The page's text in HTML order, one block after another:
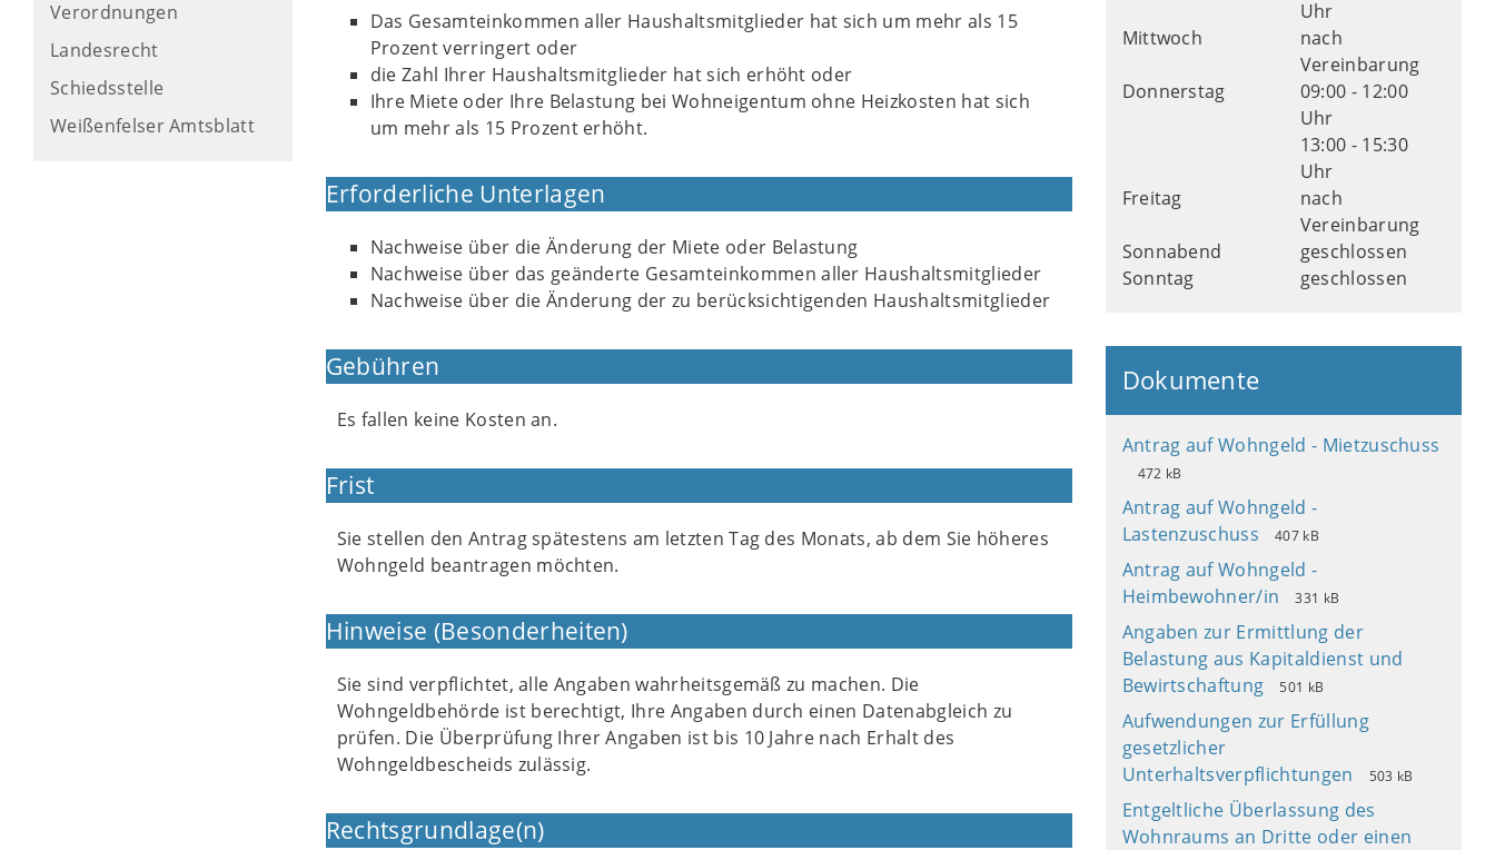
Verordnungen
Landesrecht
Schiedsstelle
Weißenfelser Amtsblatt
Das Gesamteinkommen aller Haushaltsmitglieder hat sich um mehr als 15
Prozent verringert oder
die Zahl Ihrer Haushaltsmitglieder hat sich erhöht oder
Ihre Miete oder Ihre Belastung bei Wohneigentum ohne Heizkosten hat sich
um mehr als 15 Prozent erhöht.
Erforderliche Unterlagen
Nachweise über die Änderung der Miete oder Belastung
Nachweise über das geänderte Gesamteinkommen aller Haushaltsmitglieder
Nachweise über die Änderung der zu berücksichtigenden Haushaltsmitglieder
Gebühren
Es fallen keine Kosten an.
Frist
Sie stellen den Antrag spätestens am letzten Tag des Monats, ab dem Sie höheres
Wohngeld beantragen möchten.
Hinweise (Besonderheiten)
Sie sind verpflichtet, alle Angaben wahrheitsgemäß zu machen. Die
Wohngeldbehörde ist berechtigt, Ihre Angaben durch einen Datenabgleich zu
prüfen. Die Überprüfung Ihrer Angaben ist bis 10 Jahre nach Erhalt des
Wohngeldbescheids zulässig.
Rechtsgrundlage(n)
Uhr
Mittwoch
nach
Vereinbarung
Donnerstag
09:00 - 12:00
Uhr
13:00 - 15:30
Uhr
Freitag
nach
Vereinbarung
Sonnabend
geschlossen
Sonntag
geschlossen
Dokumente
Antrag auf Wohngeld - Mietzuschuss
472 kB
Antrag auf Wohngeld -
Lastenzuschuss
407 kB
Antrag auf Wohngeld -
Heimbewohner/in
331 kB
Angaben zur Ermittlung der
Belastung aus Kapitaldienst und
Bewirtschaftung
501 kB
Aufwendungen zur Erfüllung
gesetzlicher
Unterhaltsverpflichtungen
503 kB
Entgeltliche Überlassung des
Wohnraums an Dritte oder einen